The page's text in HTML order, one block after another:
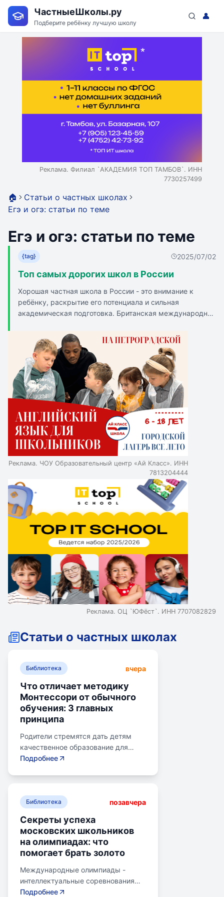
ЧастныеШколы.ру
Подберите ребёнку лучшую школу
👤
Реклама. Филиал `АКАДЕМИЯ ТОП ТАМБОВ`. ИНН
7730257499
🏠
Статьи о частных школах
Егэ и огэ: статьи по теме
Егэ и огэ: статьи по теме
{tag} 2025/07/02
Топ самых дорогих школ в России
Хорошая частная школа в России - это внимание к
ребёнку, раскрытие его потенциала и сильная
академическая подготовка. Британская международная
международной программам с индивидуальным
планом занятий для детей с недостаточным уровнем
английского. Первая Московская гимназия - это
партнёрство с МГУ им. Ломоносова и Финансовым
университетом при Правительстве РФ, маленькие
классы и преподаватели с высокой квалификацией.
«Президент» - это уникальная программа обучения с
индивидуальным планом для каждого ученика и
возможностью поступления в зарубежные вузы без
дополнительной подготовки. Павловская гимназия - это
комплекс с различными корпусами, мастерскими,
студиями и лабораториями для всестороннего развития
детей. Ломоносовская школа - это индивидуальный
подход, внимание к каждому ученику и углубленное
изучение английского языка. Кембриджская
международная школа (CIS) сочетает кембриджскую и
российскую системы образования, предлагая сильные
возможности для поступления в топовые вузы США и
Европы.
Реклама. ЧОУ Образовательный центр «Ай Класс». ИНН
7813204444
Реклама. ОЦ `ЮФёст`. ИНН 7707082829
Статьи о частных школах
Библиотека вчера
Что отличает методику
Монтессори от обычного
обучения: 3 главных
принципа
Родители стремятся дать детям
качественное образование для
лучшего будущего. Обучение по
школа предлагает уроки на
эксперименты и творческие
погружения для развития детей.
Разные стили обучения подходят
для разных типов учеников:
экспериментаторы, читатели,
практики и визуалы, кинестетики,
аудиалы. Монтессори-метод
Подробнее
Библиотека позавчера
Секреты успеха
московских школьников
на олимпиадах: что
помогает брать золото
Международные олимпиады -
интеллектуальные соревнования
для школьников, представляющих
Подробнее